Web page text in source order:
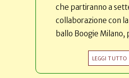
che partiranno a
collaborazione con la
ballo Boogie Milano,
LEGGI TUTTO